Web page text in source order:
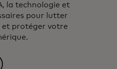
la technologie et
pour lutter
protéger votre